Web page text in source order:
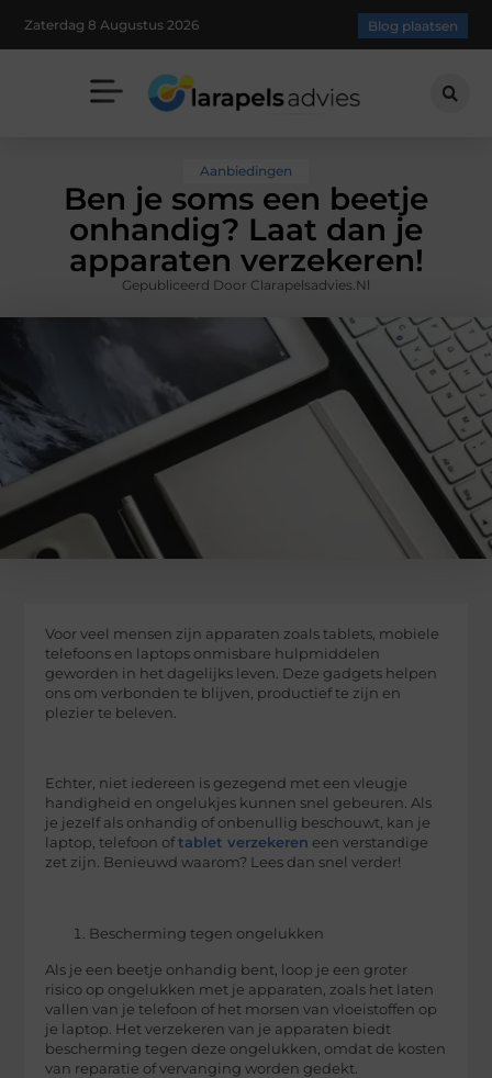
Zaterdag 8 Augustus 2026 Blog plaatsen
Aanbiedingen
Ben je soms een beetje
onhandig? Laat dan je
apparaten verzekeren!
Gepubliceerd Door Clarapelsadvies.nl
Voor veel mensen zijn apparaten zoals tablets, mobiele
telefoons en laptops onmisbare hulpmiddelen
geworden in het dagelijks leven. Deze gadgets helpen
ons om verbonden te blijven, productief te zijn en
plezier te beleven.
Echter, niet iedereen is gezegend met een vleugje
handigheid en ongelukjes kunnen snel gebeuren. Als
je jezelf als onhandig of onbenullig beschouwt, kan je
laptop, telefoon oftablet verzekeren een verstandige
zet zijn. Benieuwd waarom? Lees dan snel verder!
Bescherming tegen ongelukken
Als je een beetje onhandig bent, loop je een groter
risico op ongelukken met je apparaten, zoals het laten
vallen van je telefoon of het morsen van vloeistoffen op
je laptop. Het verzekeren van je apparaten biedt
bescherming tegen deze ongelukken, omdat de kosten
van reparatie of vervanging worden gedekt.